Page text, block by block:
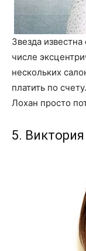
Звезда
числе
нескольких
платить по
Лохан просто
5.